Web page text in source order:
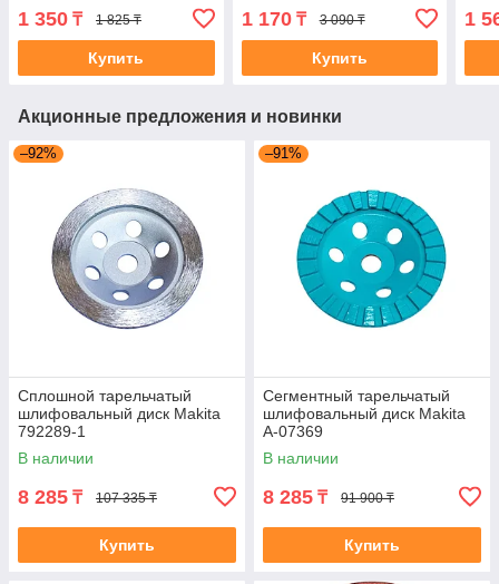
1 350 ₸ 1 825 ₸
Купить
1 170₸ 3 090 ₸
Купить
1
Акционные предложения и новинки
–92%
Сплошной тарельчатый
шлифовальный диск Makita
792289-1
В наличии
8 285 ₸ 107 335 ₸
Купить
–91%
Сегментный тарельчатый
шлифовальный диск Makita
A-07369
В наличии
8 285 ₸ 91 900 ₸
Купить